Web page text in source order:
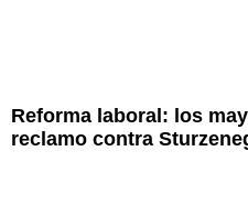
Reforma laboral: los
reclamo contra